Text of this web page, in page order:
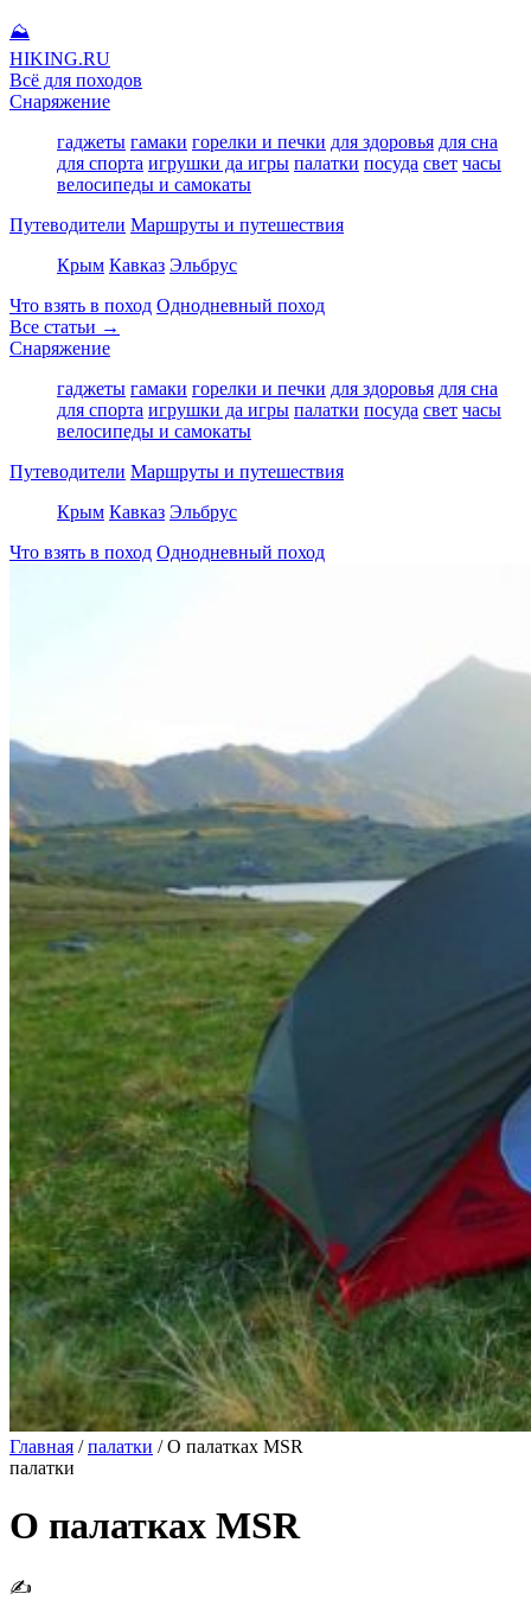
⛰
HIKING.RU
Всё для походов
Снаряжение
гаджеты гамаки горелки и печки для здоровья для сна
для спорта игрушки да игры палатки посуда свет часы
велосипеды и самокаты
Путеводители Маршруты и путешествия
Крым Кавказ Эльбрус
Что взять в поход Однодневный поход
Все статьи →
Снаряжение
гаджеты гамаки горелки и печки для здоровья для сна
для спорта игрушки да игры палатки посуда свет часы
велосипеды и самокаты
Путеводители Маршруты и путешествия
Крым Кавказ Эльбрус
Что взять в поход Однодневный поход
Главная / палатки / О палатках MSR
палатки
О палатках MSR
✍